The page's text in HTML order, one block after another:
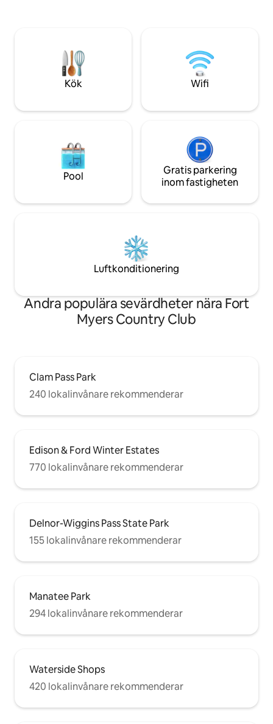
boendet, precis här på FortZen! Skicka
bara ett meddelande till oss eller boka
direkt hos WellFit för att de ska kunna ta
emot dig under din vistelse.
avkopplande,
Kök Wifi
Pool
Gratis parkering
inom fastigheten
Luftkonditionering
Andra populära sevärdheter nära Fort
Myers Country Club
Clam Pass Park
240 lokalinvånare rekommenderar
Edison & Ford Winter Estates
770 lokalinvånare rekommenderar
Delnor-Wiggins Pass State Park
155 lokalinvånare rekommenderar
Manatee Park
294 lokalinvånare rekommenderar
Waterside Shops
420 lokalinvånare rekommenderar